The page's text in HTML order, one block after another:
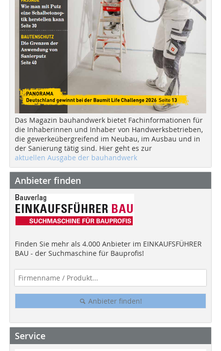
Das Magazin bauhandwerk bietet Fachinformationen für
die Inhaberinnen und Inhaber von Handwerksbetrieben,
die gewerkeübergreifend im Neubau, im Ausbau und in
der Sanierung tätig sind. Hier geht es zur
aktuellen Ausgabe der bauhandwerk
Anbieter finden
Finden Sie mehr als 4.000 Anbieter im EINKAUFSFÜHRER
BAU - der Suchmaschine für Bauprofis!
Anbieter finden!
Service